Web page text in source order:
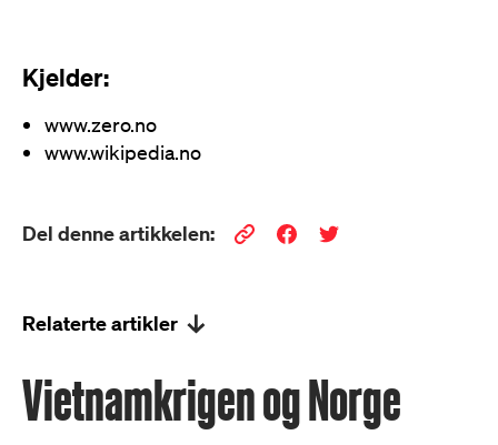
Kjelder:
www.zero.no
www.wikipedia.no
Del denne artikkelen:
Relaterte artikler
Vietnamkrigen og Norge